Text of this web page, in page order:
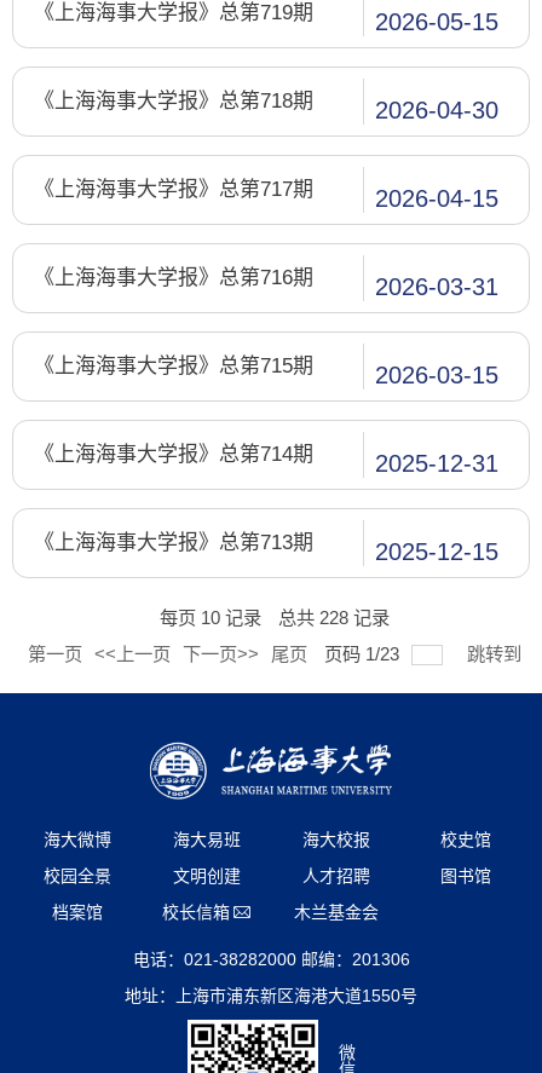
2026-05-15
《上海海事大学报》总第719期
2026-04-30
《上海海事大学报》总第718期
2026-04-15
《上海海事大学报》总第717期
2026-03-31
《上海海事大学报》总第716期
2026-03-15
《上海海事大学报》总第715期
2025-12-31
《上海海事大学报》总第714期
2025-12-15
《上海海事大学报》总第713期
每页 10 记录 总共 228 记录
第一页
<<上一页 下一页>> 尾页 页码 1/23 跳转到
海大微博 海大易班 海大校报
校史馆
校园全景
文明创建 人才招聘
图书馆
档案馆
校长信箱 木兰基金会
电话：021-38282000 邮编：201306
地址：上海市浦东新区海港大道1550号
微
信